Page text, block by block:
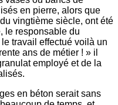
en pierre, alors que
vingtième siècle, ont été
le responsable du
travail effectué voilà un
ans de métier ! » il
employé et de la
en béton serait sans